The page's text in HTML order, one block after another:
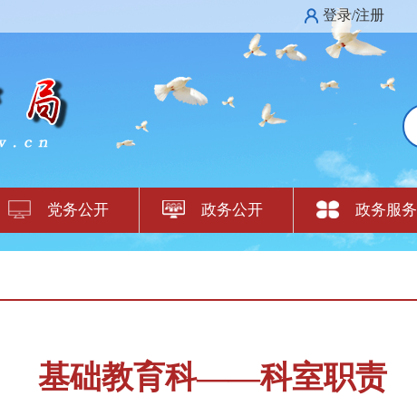
登录/注册
党务公开 政务公开 政务服务
基础教育科——科室职责